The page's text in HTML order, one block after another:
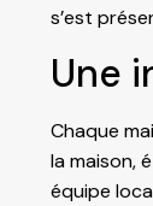
s’est
Une
Chaque
la maison,
équipe